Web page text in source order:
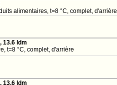
alimentaires, t=8 °C, complet, d'arrière
13.6 ldm
t=8 °C, complet, d'arrière
13.6 ldm